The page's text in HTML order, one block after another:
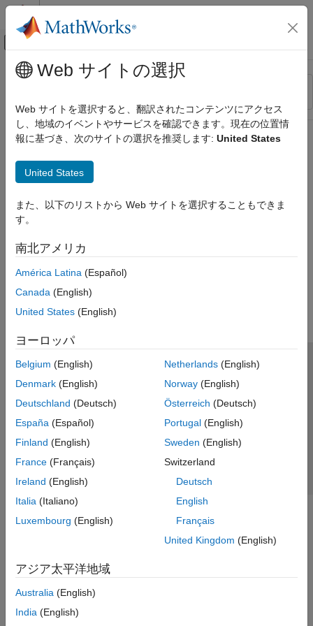
コンテンツへスキップ
オフキャンバス ナビゲーション メ
リソース
ステータス
メインコンテンツ
Web サイトの選択
Web サイトを選択すると、翻訳されたコンテンツにアクセス
し、地域のイベントやサービスを確認できます。現在の位置情
報に基づき、次のサイトの選択を推奨します: United States
United States
また、以下のリストから Web サイトを選択することもできま
す。
南北アメリカ
América Latina (Español)
Canada (English)
United States (English)
ヨーロッパ
Belgium (English)
Denmark (English)
Deutschland (Deutsch)
España (Español)
Finland (English)
France (Français)
Ireland (English)
Italia (Italiano)
Luxembourg (English)
Netherlands(English)
Norway(English)
Österreich (Deutsch)
Portugal(English)
Sweden (English)
Switzerland
Deutsch
English
Français
United Kingdom (English)
アジア太平洋地域
Australia (English)
India (English)
トラストセンター
プライバシー ポリシー
違法コピー防止
アプリケーション ステータス
© 1994-2026 The MathWorks, Inc.